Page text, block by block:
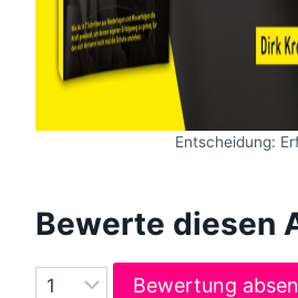
Entscheidung:
Bewerte diesen
Bewertung